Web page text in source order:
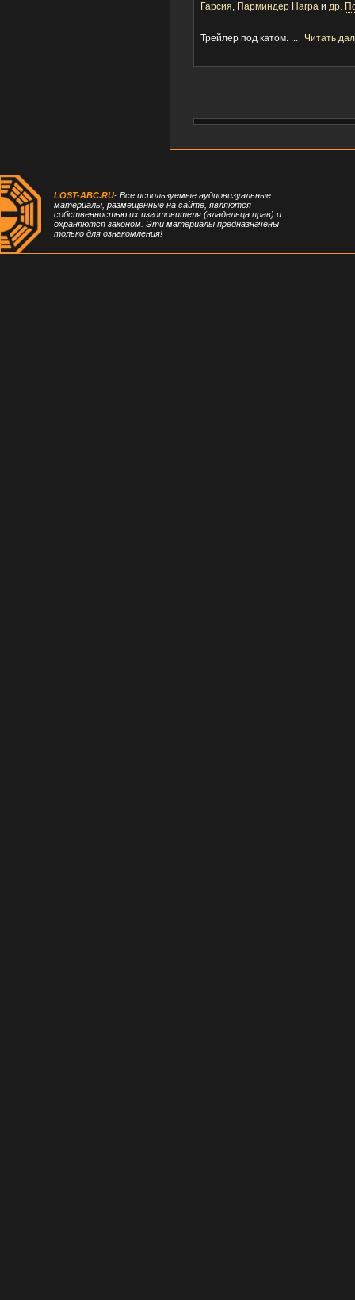
Гарсия, Парминдер Награ и др.
Трейлер под катом. ... Читать
LOST-ABC.RU- Все используемые аудиовизуальные
материалы, размещенные на сайте, являются
собственностью их изготовителя (владельца прав) и
охраняются законом. Эти материалы предназначены
только для ознакомления!